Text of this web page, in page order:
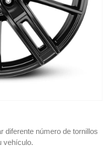
diferente número de tornillos
vehículo.